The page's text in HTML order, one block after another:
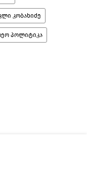
კობახიძე
პოლიტიკა